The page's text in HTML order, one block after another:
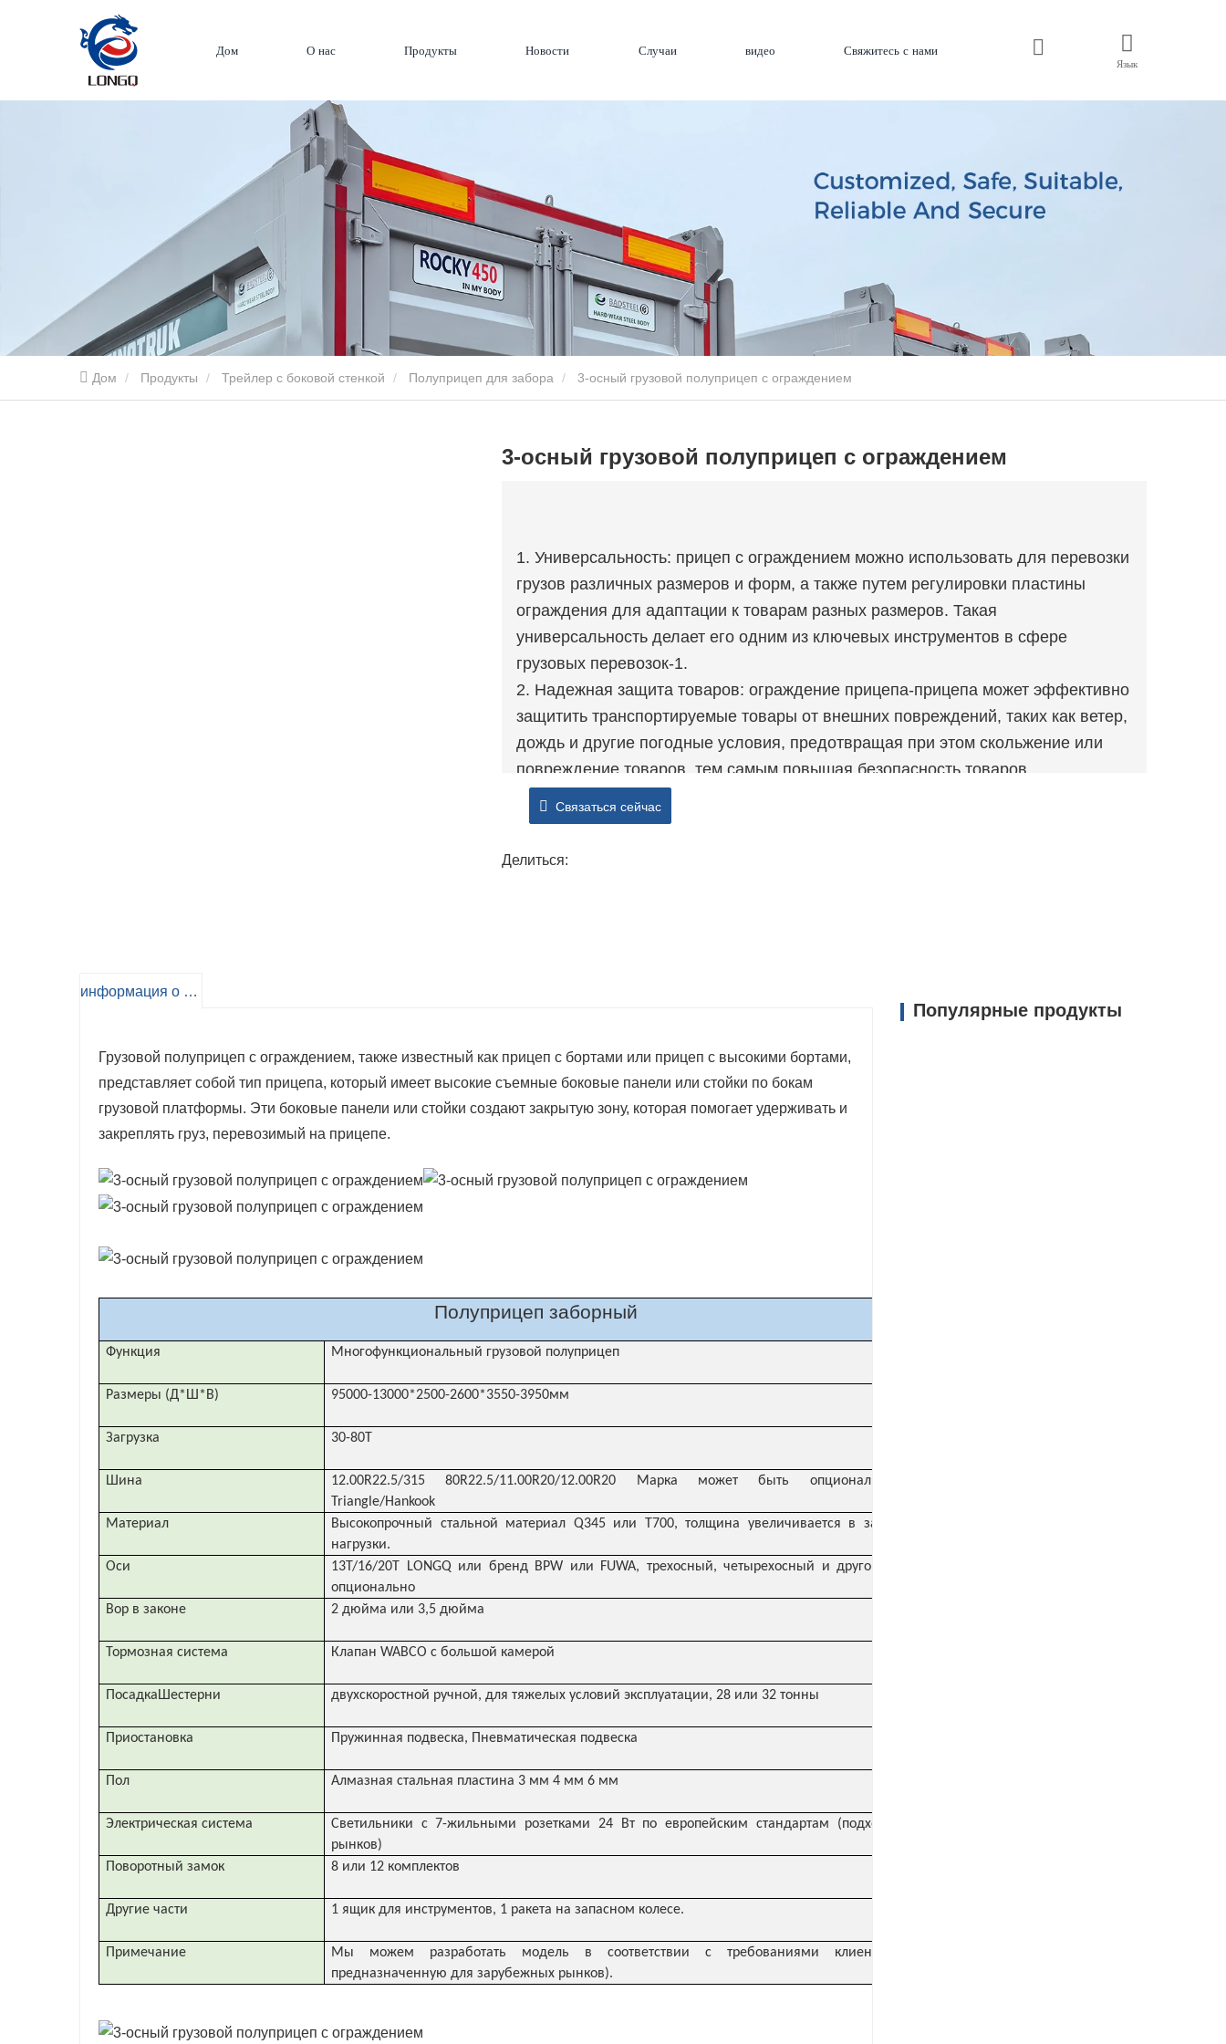
Дом О нас Продукты Новости Случаи видео Свяжитесь с нами
Язык
Дом Продукты Трейлер с боковой стенкой Полуприцеп для забора 3-осный грузовой полуприцеп с ограждением
3-осный грузовой полуприцеп с ограждением
1. Универсальность: прицеп с ограждением можно использовать для перевозки
грузов различных размеров и форм, а также путем регулировки пластины
ограждения для адаптации к товарам разных размеров. Такая
универсальность делает его одним из ключевых инструментов в сфере
грузовых перевозок-1.
2. Надежная защита товаров: ограждение прицепа-прицепа может эффективно
защитить транспортируемые товары от внешних повреждений, таких как ветер,
дождь и другие погодные условия, предотвращая при этом скольжение или
повреждение товаров, тем самым повышая безопасность товаров.
3. Большая грузоподъемность: прицеп с ограждением обычно имеет большую
грузоподъемность и благодаря разумной конструкции и оптимизации не только
автомобиля эффективно защищает товары от повреждений внешней среды, а
перевозить товары и уменьшать потери товаров во время транспортировки.
Связаться сейчас
Делиться:
информация о продукте
Грузовой полуприцеп с ограждением, также известный как прицеп с бортами или прицеп с высокими бортами,
представляет собой тип прицепа, который имеет высокие съемные боковые панели или стойки по бокам
грузовой платформы. Эти боковые панели или стойки создают закрытую зону, которая помогает удерживать и
закреплять груз, перевозимый на прицепе.
Полуприцеп заборный
Функция Многофункциональный грузовой полуприцеп
Размеры (Д*Ш*В) 95000-13000*2500-2600*3550-3950мм
Загрузка 30-80Т
Шина
12.00R22.5/315 80R22.5/11.00R20/12.00R20 Марка может быть опциональной: бренд
Triangle/Hankook
Материал
Высокопрочный стальной материал Q345 или T700, толщина увеличивается в зависимости от
нагрузки.
Оси
13T/16/20T LONGQ или бренд BPW или FUWA, трехосный, четырехосный и другой многоосный
опционально
Вор в законе
2 дюйма или 3,5 дюйма
Тормозная система Клапан WABCO с большой камерой
ПосадкаШестерни двухскоростной ручной, для тяжелых условий эксплуатации, 28 или 32 тонны
Приостановка Пружинная подвеска, Пневматическая подвеска
Пол Алмазная стальная пластина 3 мм 4 мм 6 мм
Электрическая система
Светильники с 7-жильными розетками 24 Вт по европейским стандартам (подходят для всех
рынков)
Поворотный замок
8 или 12 комплектов
Другие части 1 ящик для инструментов, 1 ракета на запасном колесе.
Примечание
Мы можем разработать модель в соответствии с требованиями клиента (особенно
предназначенную для зарубежных рынков).
Популярные продукты